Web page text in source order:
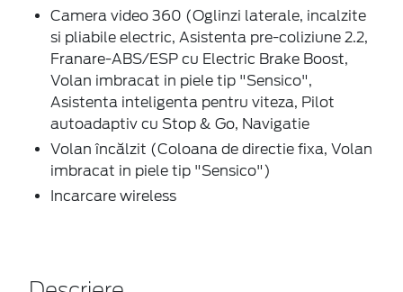
Camera video 360 (Oglinzi laterale, incalzite
si pliabile electric, Asistenta pre-coliziune 2.2,
Franare-ABS/ESP cu Electric Brake Boost,
Volan imbracat in piele tip "Sensico",
Asistenta inteligenta pentru viteza, Pilot
autoadaptiv cu Stop & Go, Navigatie
Volan încălzit (Coloana de directie fixa, Volan
imbracat in piele tip "Sensico")
Incarcare wireless